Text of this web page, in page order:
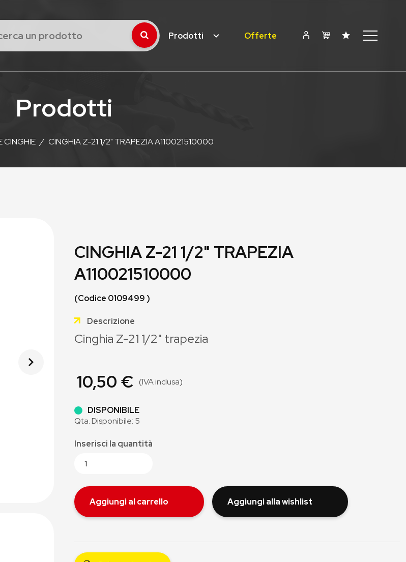
Prodotti Offerte
Prodotti
CINGHIE / CINGHIA Z-21 1/2" TRAPEZIA A110021510000
CINGHIA Z-21 1/2" TRAPEZIA
A110021510000
(Codice 0109499 )
Descrizione
Cinghia Z-21 1/2" trapezia
10,50 € (IVA inclusa)
DISPONIBILE
Qta. Disponibile: 5
Inserisci la quantità
Aggiungi al carrello Aggiungi alla wishlist